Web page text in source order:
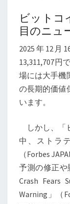
ビットコ
目のニュ
2025年12月
13,311,707円
場には大手機
の長期的価値
います。
しかし、「
中、ストラ
（Forbes
予測の修正や
Crash Fears
Warning」（